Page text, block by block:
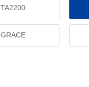
TA2200
GRACE